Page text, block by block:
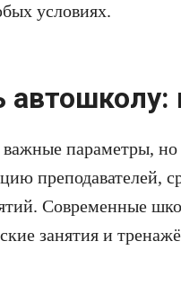
условиях.
автошколу:
параметры, но
преподавателей,
Современные
занятия и